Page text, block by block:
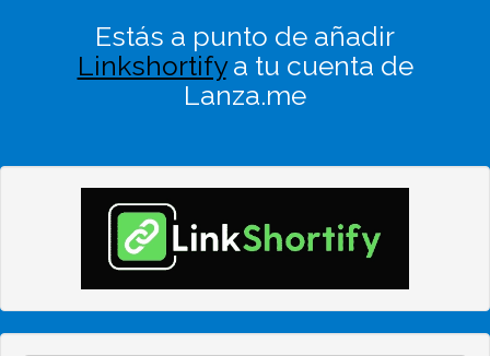
Estás a punto de añadir
Linkshortifya tu cuenta de
Lanza.me